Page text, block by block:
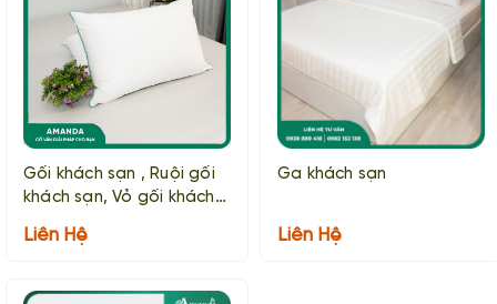
Gối khách sạn , Ruội gối
khách sạn, Vỏ gối khách
Liên Hệ
Ga khách sạn
Liên Hệ